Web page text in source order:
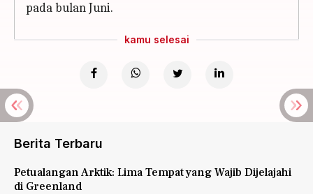
pada bulan Juni.
kamu selesai
Berita Terbaru
Petualangan Arktik: Lima Tempat yang Wajib Dijelajahi
di Greenland